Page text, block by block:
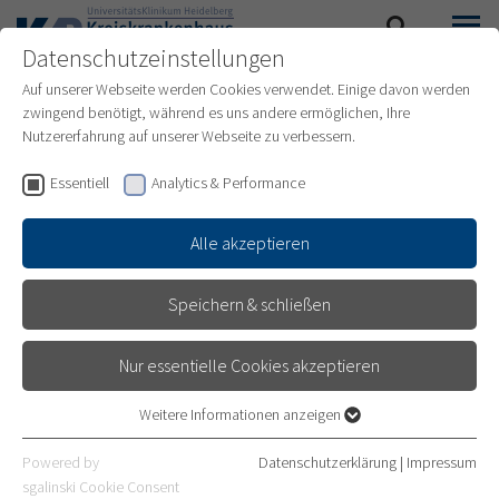
AUSBILDUNG ZUR
KRANKENPFLEGEHILFE
Datenschutzeinstellungen
Auf unserer Webseite werden Cookies verwendet. Einige davon werden
zwingend benötigt, während es uns andere ermöglichen, Ihre
Nutzererfahrung auf unserer Webseite zu verbessern.
Essentiell Analytics & Performance
Alle akzeptieren
Speichern & schließen
Nur essentielle Cookies akzeptieren
Essentielle Cookies werden für grundlegende Funktionen der
Webseite benötigt. Dadurch ist gewährleistet, dass die Webseite
Weitere Informationen anzeigen
Powered by
sgalinski Cookie Consent
Datenschutzerklärung | Impressum